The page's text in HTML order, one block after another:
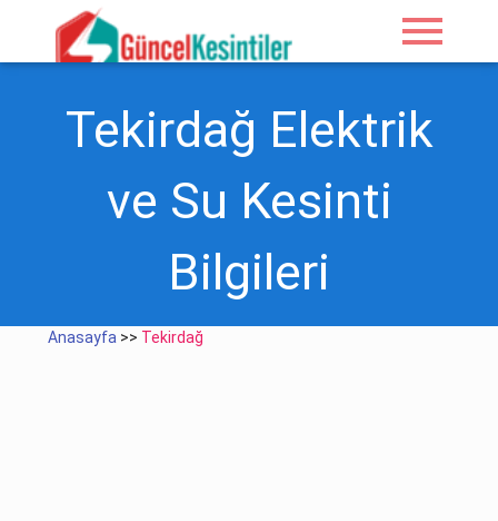
menu
Tekirdağ Elektrik
ve Su Kesinti
Bilgileri
Anasayfa >> Tekirdağ